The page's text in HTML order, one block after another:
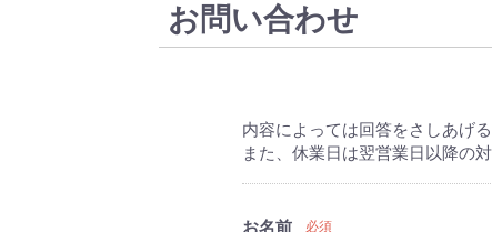
お問い合わせ
内容によっては回答をさしあげ
また、休業日は翌営業日以降の
お名前 必須